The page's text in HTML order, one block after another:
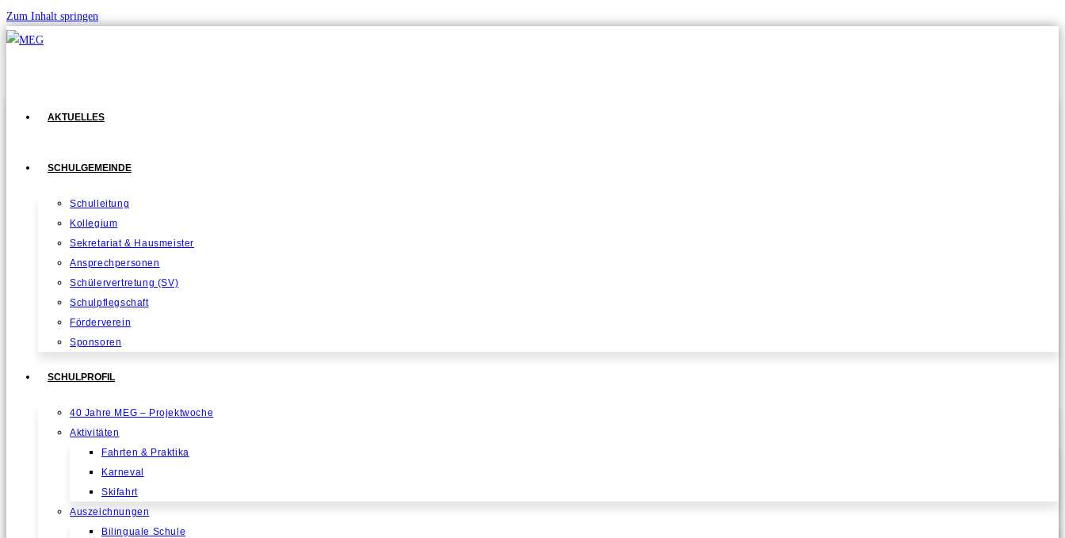
Zum Inhalt springen
AKTUELLES
SCHULGEMEINDE
Schulleitung
Kollegium
Sekretariat & Hausmeister
Ansprechpersonen
Schülervertretung (SV)
Schulpflegschaft
Förderverein
Sponsoren
SCHULPROFIL
40 Jahre MEG – Projektwoche
Aktivitäten
Fahrten & Praktika
Karneval
Skifahrt
Auszeichnungen
Bilinguale Schule